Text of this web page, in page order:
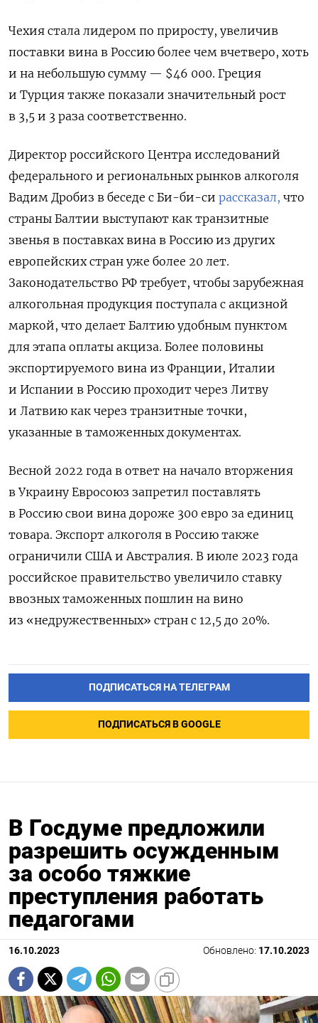
Чехия стала лидером по приросту, увеличив
поставки вина в Россию более чем вчетверо, хоть
и на небольшую сумму — $46 000. Греция
и Турция также показали значительный рост
в 3,5 и 3 раза соответственно.
Директор российского Центра исследований
федерального и региональных рынков алкоголя
Вадим Дробиз в беседе с Би-би-си рассказал, что
страны Балтии выступают как транзитные
звенья в поставках вина в Россию из других
европейских стран уже более 20 лет.
Законодательство РФ требует, чтобы зарубежная
алкогольная продукция поступала с акцизной
маркой, что делает Балтию удобным пунктом
для этапа оплаты акциза. Более половины
экспортируемого вина из Франции, Италии
и Испании в Россию проходит через Литву
и Латвию как через транзитные точки,
указанные в таможенных документах.
Весной 2022 года в ответ на начало вторжения
в Украину Евросоюз запретил поставлять
в Россию свои вина дороже 300 евро за единиц
товара. Экспорт алкоголя в Россию также
ограничили США и Австралия. В июле 2023 года
российское правительство увеличило ставку
ввозных таможенных пошлин на вино
из «недружественных» стран с 12,5 до 20%.
ПОДПИСАТЬСЯ НА ТЕЛЕГРАМ
ПОДПИСАТЬСЯ В GOOGLE
В Госдуме предложили
разрешить осужденным
за особо тяжкие
преступления работать
педагогами
16.10.2023 Обновлено: 17.10.2023